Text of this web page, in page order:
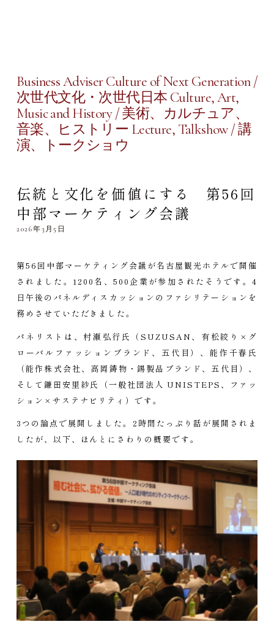
Business Adviser Culture of Next Generation /
次世代文化・次世代日本 Culture, Art,
Music and History / 美術、カルチュア、
音楽、ヒストリー Lecture, Talkshow / 講
演、トークショウ
伝統と文化を価値にする 第56回
中部マーケティング会議
2026年3月5日
第56回中部マーケティング会議が名古屋観光ホテルで開催
されました。1200名、500企業が参加されたそうです。4
日午後のパネルディスカッションのファシリテーションを
務めさせていただきました。
パネリストは、村瀬弘行氏（SUZUSAN、有松絞り×グ
ローバルファッションブランド、五代目）、能作千春氏
（能作株式会社、高岡鋳物・錫製品ブランド、五代目）、
そして鎌田安里紗氏（一般社団法人 UNISTEPS、ファッ
ション×サステナビリティ）です。
3つの論点で展開しました。2時間たっぷり話が展開されま
したが、以下、ほんとにさわりの概要です。